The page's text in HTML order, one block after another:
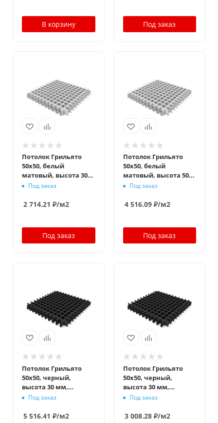
В корзину Под заказ
Потолок Грильято
50x50, белый
матовый, высота 30
мм, ширина 10 мм
Под заказ
2 714.21 ₽/м2
Под заказ
Потолок Грильято
50x50, белый
матовый, высота 50
мм, ширина 10 мм
Под заказ
4 516.09₽/м2
Под заказ
Потолок Грильято
50x50, черный,
высота 30 мм,
ширина 5 мм
Под заказ
5 516.41 ₽/м2
Потолок Грильято
50x50, черный,
высота 30 мм,
ширина 10 мм
Под заказ
3 008.28₽/м2